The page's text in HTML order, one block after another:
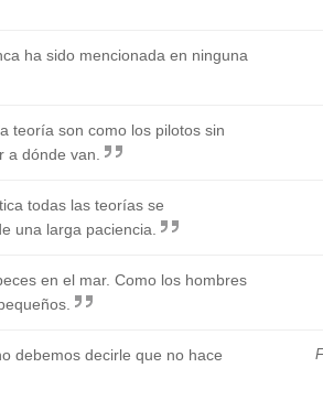
ha sido mencionada en ninguna
teoría son como los pilotos sin
dónde van.
todas las teorías se
una larga paciencia.
en el mar. Como los hombres
debemos decirle que no hace